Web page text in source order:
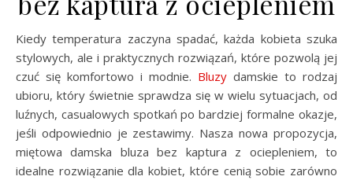
Kiedy temperatura zaczyna spadać, każda kobieta szuka
stylowych, ale i praktycznych rozwiązań, które pozwolą jej
czuć się komfortowo i modnie. Bluzy damskie to rodzaj
ubioru, który świetnie sprawdza się w wielu sytuacjach, od
luźnych, casualowych spotkań po bardziej formalne okazje,
jeśli odpowiednio je zestawimy. Nasza nowa propozycja,
miętowa damska bluza bez kaptura z ociepleniem, to
idealne rozwiązanie dla kobiet, które cenią sobie zarówno